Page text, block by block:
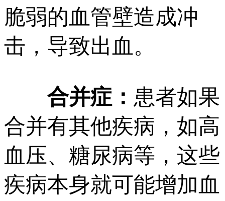
脆弱的血管壁造成冲
击，导致出血。
合并症： 患者如果
合并有其他疾病，如高
血压、糖尿病等，这些
疾病本身就可能增加血